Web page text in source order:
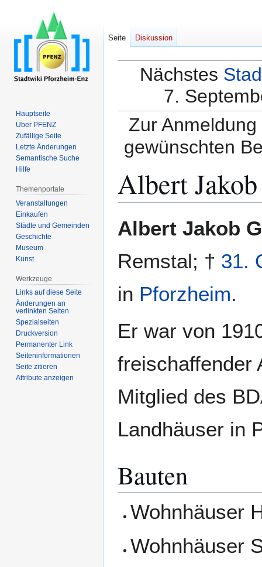
Nächstes
7.
Zur
gewünschten
Albert
Navigation
Suche
Albert Jakob
Remstal; † 31.
in Pforzheim.
Er war von
freischaffender
Mitglied des
Landhäuser in
Bauten
Wohnhäuser
Wohnhäuser
Seite Diskussion
Hauptseite
Über PFENZ
Zufällige Seite
Letzte Änderungen
Semantische Suche
Hilfe
Themenportale
Veranstaltungen
Einkaufen
Städte und Gemeinden
Geschichte
Museum
Kunst
Werkzeuge
Links auf diese Seite
Änderungen an
verlinkten Seiten
Spezialseiten
Druckversion
Permanenter Link
Seiten­­informationen
Seite zitieren
Attribute anzeigen